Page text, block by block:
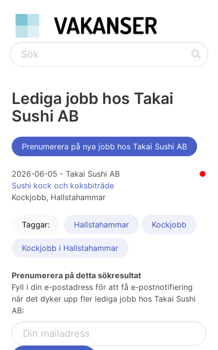
Lediga jobb hos Takai
Sushi AB
Prenumerera på nya jobb hos Takai Sushi AB
●
2026-06-05 - Takai Sushi AB
Sushi kock och koksbiträde
Kockjobb, Hallstahammar
Taggar: Hallstahammar Kockjobb
Kockjobb i Hallstahammar
Prenumerera på detta sökresultat
Fyll i din e-postadress för att få e-postnotifiering
när det dyker upp fler lediga jobb hos Takai Sushi
AB: